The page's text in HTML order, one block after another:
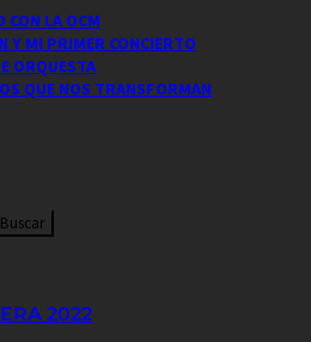
CON LA OCM
Y MI PRIMER CONCIERTO
ORQUESTA
QUE NOS TRANSFORMAN
2022